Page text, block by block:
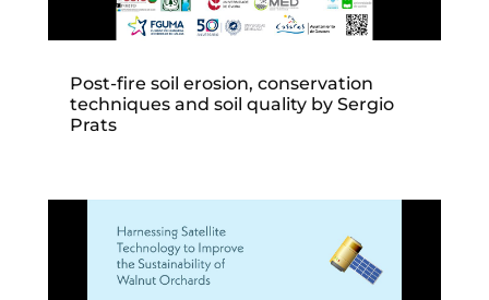
Post-fire soil erosion, conservation
techniques and soil quality by Sergio
Prats